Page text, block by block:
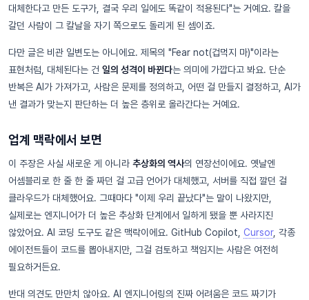
대체한다고 만든 도구가, 결국 우리 일에도 똑같이 적용된다"는 거예요. 칼을
갈던 사람이 그 칼날을 자기 쪽으로도 돌리게 된 셈이죠.
다만 글은 비관 일변도는 아니에요. 제목의 "Fear not(겁먹지 마)"이라는
표현처럼, 대체된다는 건 일의 성격이 바뀐다는 의미에 가깝다고 봐요. 단순
반복은 AI가 가져가고, 사람은 문제를 정의하고, 어떤 걸 만들지 결정하고, AI가
낸 결과가 맞는지 판단하는 더 높은 층위로 올라간다는 거예요.
업계 맥락에서 보면
이 주장은 사실 새로운 게 아니라 추상화의 역사의 연장선이에요. 옛날엔
어셈블리로 한 줄 한 줄 짜던 걸 고급 언어가 대체했고, 서버를 직접 깔던 걸
클라우드가 대체했어요. 그때마다 "이제 우리 끝났다"는 말이 나왔지만,
실제로는 엔지니어가 더 높은 추상화 단계에서 일하게 됐을 뿐 사라지진
않았어요. AI 코딩 도구도 같은 맥락이에요. GitHub Copilot, Cursor, 각종
에이전트들이 코드를 뽑아내지만, 그걸 검토하고 책임지는 사람은 여전히
필요하거든요.
반대 의견도 만만치 않아요. AI 엔지니어링의 진짜 어려움은 코드 짜기가